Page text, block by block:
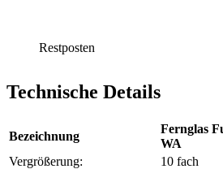
Restposten
Technische Details
Bezeichnung
Fernglas
WA
Vergrößerung:
10 fach